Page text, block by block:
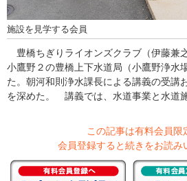
施設を見学する会員
豊橋ちぎりライオンズクラブ（伊藤兼
小鷹野２の豊橋上下水道局（小鷹野浄水
た。朝河和則浄水課長による講義の受講
を深めた。 講義では、水道事業と水道
この記事は有料会員限
会員登録すると続きをお読み